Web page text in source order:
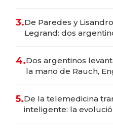
3.De Paredes y
Legrand: dos
4.Dos argentinos
la mano de Rauch,
5.De la telemedicina
inteligente: la